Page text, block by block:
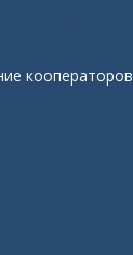
кооператоров